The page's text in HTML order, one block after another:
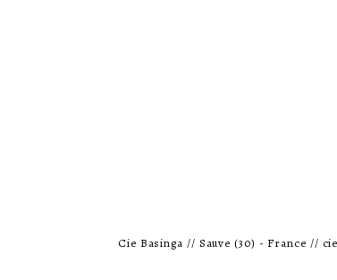
Cie Basinga // Sauve (30) - France //